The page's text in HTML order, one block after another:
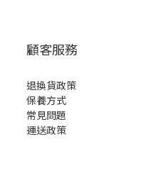
顧客服務
退換貨政策
保養方式
常見問題
運送政策